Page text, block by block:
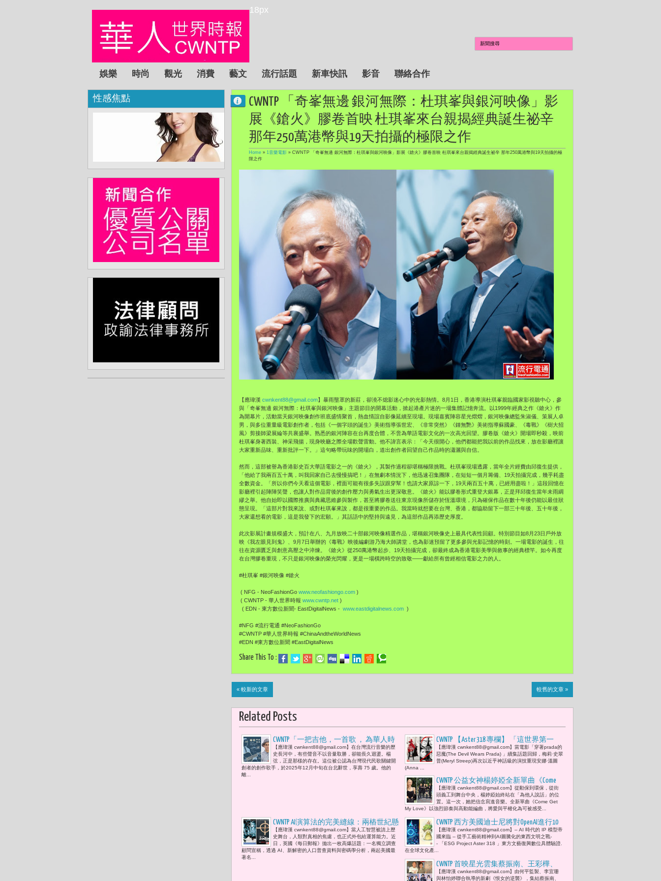
18px
娛樂 時尚 觀光 消費 藝文 流行話題 新車快訊 影音 聯絡合作
CWNTP 「奇峯無邊 銀河無際：杜琪峯與銀河映像」影
展《鎗火》膠卷首映 杜琪峯來台親揭經典誕生祕辛
那年250萬港幣與19天拍攝的極限之作
Home » 1音樂電影 » CWNTP 「奇峯無邊 銀河無際：杜琪峯與銀河映像」影展《鎗火》膠卷首映 杜琪峯來台親揭經典誕生祕辛 那年250萬港幣與19天拍攝的極
限之作
【應瑋漢 cwnkent88@gmail.com】暴雨壟罩的新莊，卻澆不熄影迷心中的光影熱情。8月1日，香港導演杜琪峯親臨國家影視聽中心，參
與「奇峯無邊 銀河無際：杜琪峯與銀河映像」主題節目的開幕活動，掀起港產片迷的一場集體記憶奔流。以1999年經典之作《鎗火》作
為開幕片，活動當天銀河映像創作班底盛情聚首，熱血情誼自影像延續至現場。現場嘉賓陣容星光熠熠，銀河映像總監朱淑儀、策展人卓
男，與多位重量級電影創作者，包括《一個字頭的誕生》美術指導張世宏、《非常突然》《鍾無艷》美術指導蘇國豪、《毒戰》《樹大招
風》剪接師梁展綸等共襄盛舉。熟悉的銀河陣容在台再度合體，不啻為華語電影文化的一次高光回望。膠卷版《鎗火》開場即秒殺，映前
杜琪峯身著西裝、神采飛揚，現身映廳之際全場歡聲雷動。他不諱言表示：「今天很開心，他們都能把我以前的作品找來，放在影廳裡讓
大家重新品味、重新批評一下。」這句略帶玩味的開場白，道出創作者回望自己作品時的瀟灑與自信。
然而，這部被譽為香港影史百大華語電影之一的《鎗火》，其製作過程卻堪稱極限挑戰。杜琪峯現場透露，當年全片經費由邱復生提供，
「他給了我兩百五十萬，叫我回家自己去慢慢搞吧！」在無劇本情況下，他迅速召集團隊，在短短一個月籌備、19天拍攝完成，幾乎耗盡
全數資金。「所以你們今天看這個電影，裡面可能有很多失誤跟穿幫！也請大家原諒一下，19天兩百五十萬，已經用盡啦！」這段回憶在
影廳裡引起陣陣笑聲，也讓人對作品背後的創作壓力與勇氣生出更深敬意。《鎗火》能以膠卷形式重登大銀幕，正是拜邱復生當年未雨綢
繆之舉。他自始即以國際推廣與典藏思維參與製作，甚至將膠卷送往東京現像所儲存於恆溫環境，只為確保作品在數十年後仍能以最佳狀
態呈現。「這部片對我來說、或對杜琪峯來說，都是很重要的作品。我當時就想要在台灣、香港，都協助留下一部三十年後、五十年後，
大家還想看的電影，這是我發下的宏願。」其話語中的堅持與遠見，為這部作品再添歷史厚度。
此次影展計畫規模盛大，預計在八、九月放映二十部銀河映像精選作品，堪稱銀河映像史上最具代表性回顧。特別節目如8月23日戶外放
映《我左眼見到鬼》、9月7日舉辦的《毒戰》映後編劇游乃海大師講堂，也為影迷預留了更多參與光影記憶的時刻。一場電影的誕生，往
往在資源匱乏與創意高壓之中淬煉。《鎗火》從250萬港幣起步、19天拍攝完成，卻最終成為香港電影美學與敘事的經典標竿。如今再度
在台灣膠卷重現，不只是銀河映像的榮光閃耀，更是一場橫跨時空的致敬——獻給所有曾經相信電影之力的人。
#杜琪峯 #銀河映像 #鎗火
( NFG - NeoFashionGo www.neofashiongo.com )
( CWNTP - 華人世界時報 www.cwntp.net )
( EDN - 東方數位新聞- EastDigitalNews - www.eastdigitalnews.com )
#NFG #流行電通 #NeoFashionGo
#CWNTP #華人世界時報 #ChinaAndtheWorldNews
#EDN #東方數位新聞 #EastDigitalNews
Share This To :
« 較新的文章 較舊的文章 »
Related Posts
CWNTP「一把吉他，一首歌 ， 為華人時
代定音。發音的覺醒，讓台灣第一次唱
出真正屬於自己的歌 」-- 楊弦辭世， 是
現代民歌起點回顧，亦是未完待續的文
【應瑋漢 cwnkent88@gmail.com】在台灣流行音樂的歷
史長河中，有些聲音不以音量取勝，卻能長久迴盪。楊
弦，正是那樣的存在。這位被公認為台灣現代民歌關鍵開
創者的創作歌手，於2025年12月中旬在台北辭世，享壽 75 歲。他的
離...
CWNTP 【Aster 318 專欄】 「這世界第一
次，有人對Vogue說不。」2026「台北時
裝周」與全球時尚權力的分手 但問題是
「穿著prada的惡魔 2 (The Devil Wears Prada 2)
」回歸省思 我們該如何重新理解審美主
導權？
【應瑋漢 cwnkent88@gmail.com】當電影「穿著prada的
惡魔(The Devil Wears Prada) 」續集話題回歸，梅莉·史翠
普(Meryl Streep)再次以近乎神話級的演技重現安娜·溫圖
(Anna ...
CWNTP 公益女神楊婷婭全新單曲《Come
Get My Love》「心動宇宙 UNV」團站台打
氣「不論你愛誰，只要不傷害他人，都
應該被這個世界溫柔以待。」
【應瑋漢 cwnkent88@gmail.com】從動保到環保，從街
頭義工到舞台中央，楊婷婭始終站在「為他人說話」的位
置。這一次，她把信念寫進音樂。全新單曲《Come Get
My Love》以強烈節奏與高動能編曲，將愛與平權化為可被感受...
CWNTP AI演算法的完美縫線：兩樁世紀懸
案「黑色大理花」與「黃道十二宮」被
合併整合可能的新敘事 但真相真的因此
升級了嗎?
【應瑋漢 cwnkent88@gmail.com】當人工智慧被請上歷
史舞台，人類對真相的焦慮，也正式外包給運算能力。近
日，英國《每日郵報》拋出一枚高爆話題：一名獨立調查
顧問宣稱，透過 AI、新解密的人口普查資料與密碼學分析，兩起美國最
著名...
CWNTP 西方美國迪士尼將對OpenAI進行10
億美元的股權投資合作來看 東方日本宮
崎駿的藝術孤島策略
【應瑋漢 cwnkent88@gmail.com】-- AI 時代的 IP 模型帝
國來臨 -- 從手工藝術精神到AI圖騰化的東西文明之戰-
- 「ESG Project Aster 318 」東方文藝復興數位具體驗證.
在全球文化產...
CWNTP 首映星光雲集蔡振南、王彩樺、
李千娜共演 《恨女的逆襲》揭開現代女
【應瑋漢 cwnkent88@gmail.com】由何平監製、李宜珊
與林怡婷聯合執導的新劇《恨女的逆襲》，集結蔡振南、
性感焦點